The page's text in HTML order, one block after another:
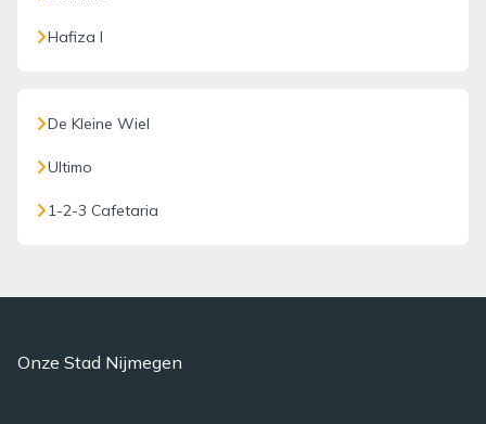
Hafiza I
De Kleine Wiel
Ultimo
1-2-3 Cafetaria
Onze Stad Nijmegen